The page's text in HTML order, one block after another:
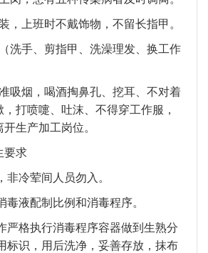
，上班时不戴饰物，不留长指甲。
（洗手、剪指甲、洗澡理发、换工作
准吸烟，喝酒掏鼻孔、挖耳、不对着
，打喷嚏、吐沫、不得穿工作服，
生产加工岗位。
要求
非冷荤间人员勿入。
毒液配制比例和消毒程序。
严格执行消毒程序容器做到生熟分
标识，用后洗净，妥善存放，抹布